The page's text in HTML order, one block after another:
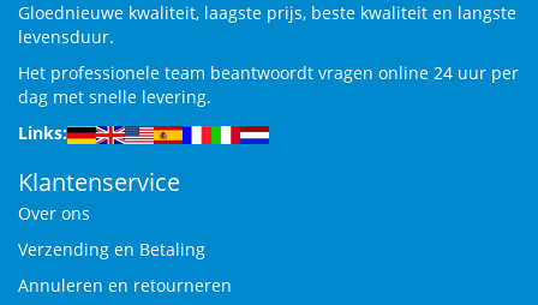
Gloednieuwe kwaliteit, laagste prijs, beste kwaliteit en langste
levensduur.
Het professionele team beantwoordt vragen online 24 uur per
dag met snelle levering.
Links:
Klantenservice
Over ons
Verzending en Betaling
Annuleren en retourneren